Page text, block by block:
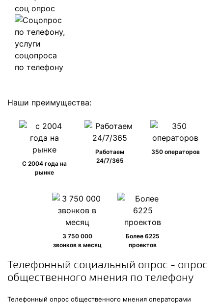
Наши преимущества:
C 2004 года на
рынке
Работаем
24/7/365
350 операторов
3 750 000
звонков в месяц
Более 6225
проектов
Телефонный социальный опрос - опрос
общественного мнения по телефону
Телефонный опрос общественного мнения операторами